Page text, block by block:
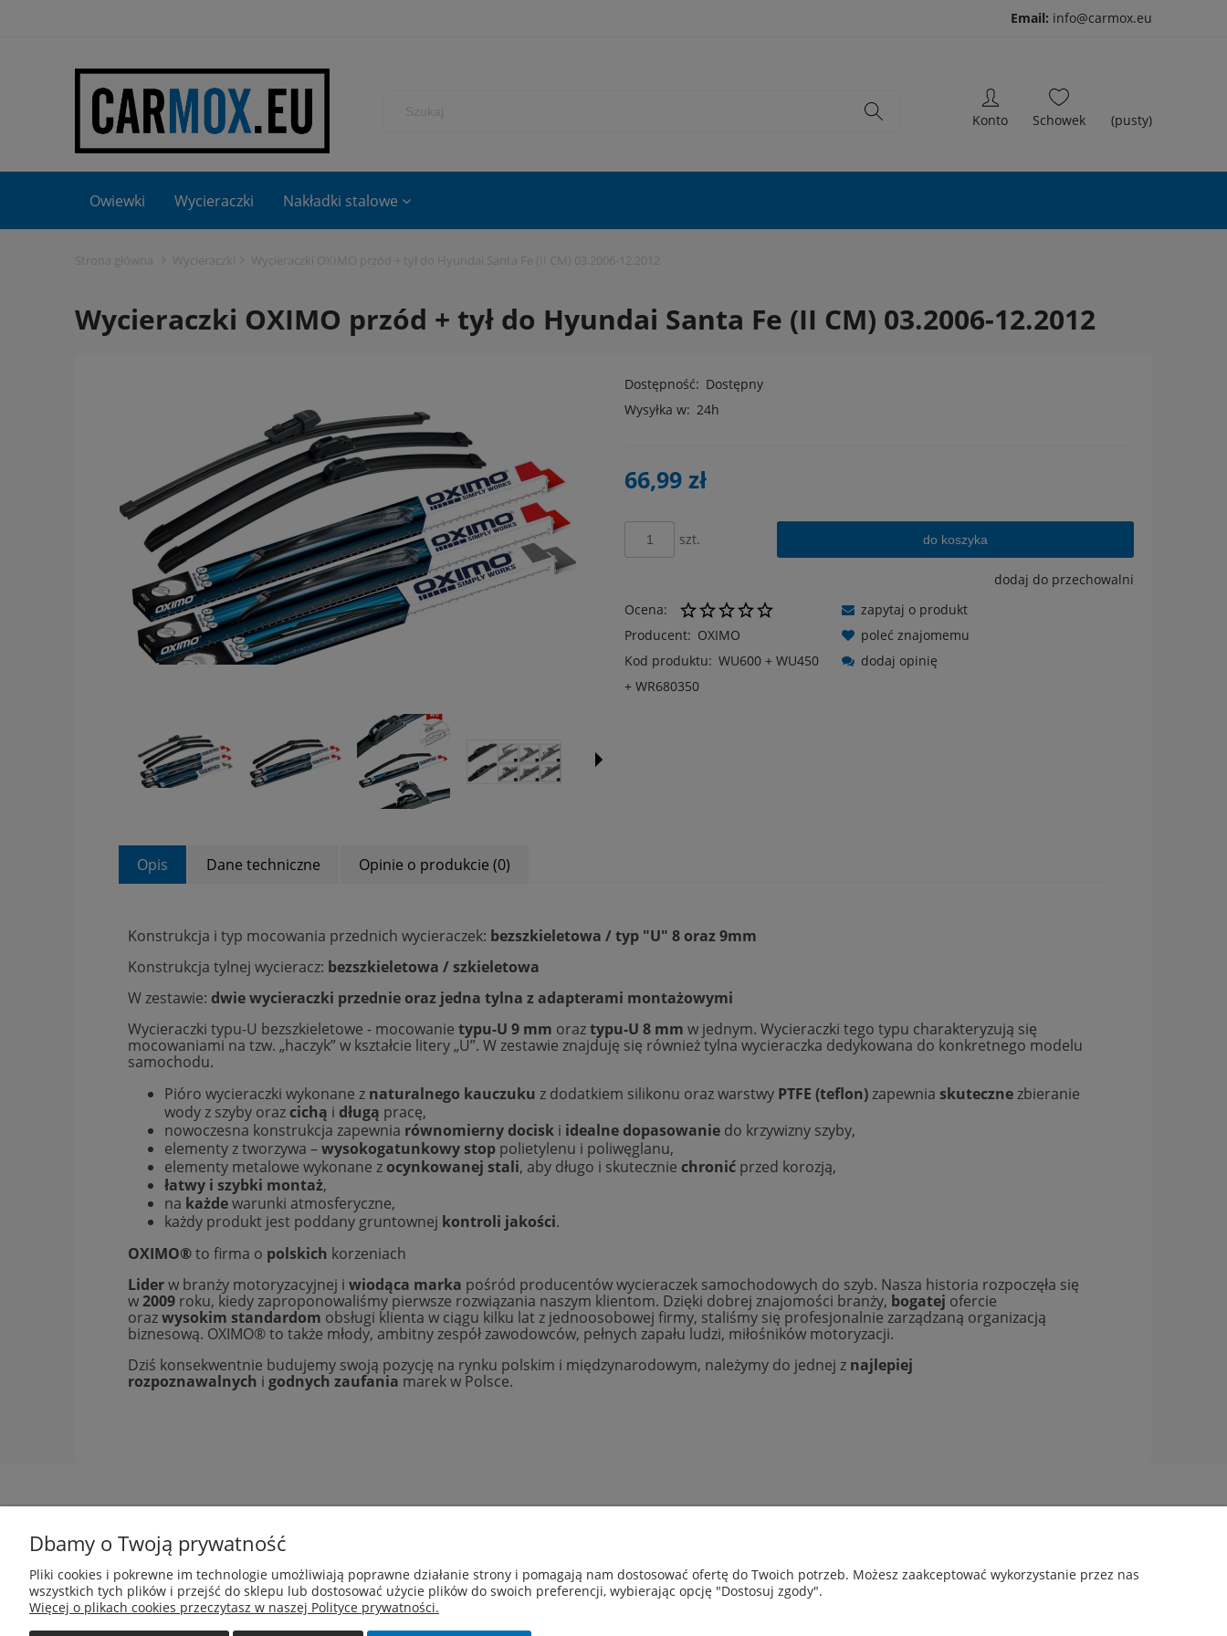
Email: info@carmox.eu
(pusty)
Owiewki Wycieraczki Nakładki stalowe
Strona główna Wycieraczki Wycieraczki OXIMO przód + tył do Hyundai Santa Fe (II CM) 03.2006-12.2012
Wycieraczki OXIMO przód + tył do Hyundai Santa Fe (II CM) 03.2006-12.2012
Dostępność: Dostępny
Wysyłka w: 24h
66,99 zł
szt. do koszyka
dodaj do przechowalni
Ocena:
Producent: OXIMO
Kod produktu: WU600 + WU450
+ WR680350
zapytaj o produkt
poleć znajomemu
dodaj opinię
Opis Dane techniczne Opinie o produkcie (0)
Konstrukcja i typ mocowania przednich wycieraczek: bezszkieletowa / typ "U" 8 oraz 9mm
Konstrukcja tylnej wycieracz: bezszkieletowa / szkieletowa
W zestawie: dwie wycieraczki przednie oraz jedna tylna z adapterami montażowymi
Wycieraczki typu-U bezszkieletowe - mocowanie typu-U 9 mm oraztypu-U 8 mm w jednym. Wycieraczki tego typu charakteryzują się
mocowaniami na tzw. „haczyk” w kształcie litery „U”. W zestawie znajduję się również tylna wycieraczka dedykowana do konkretnego modelu
samochodu.
Pióro wycieraczki wykonane z naturalnego kauczuku z dodatkiem silikonu oraz warstwy PTFE (teflon)zapewnia skutecznezbieranie
wody z szyby orazcichą i długą pracę,
nowoczesna konstrukcja zapewnia równomierny docisk i idealne dopasowanie do krzywizny szyby,
elementy z tworzywa –wysokogatunkowy stop polietylenu i poliwęglanu,
elementy metalowe wykonane zocynkowanej stali, aby długo i skutecznie chronić przed korozją,
łatwy i szybki montaż,
na każdewarunki atmosferyczne,
każdy produkt jest poddany gruntownej kontroli jakości.
OXIMO®to firma o polskich korzeniach
Liderw branży motoryzacyjnej i wiodąca marka pośród producentów wycieraczek samochodowych do szyb. Nasza historia rozpoczęła się
w2009 roku, kiedy zaproponowaliśmy pierwsze rozwiązania naszym klientom. Dzięki dobrej znajomości branży, bogatej ofercie
orazwysokim standardom obsługi klienta w ciągu kilku lat z jednoosobowej firmy, staliśmy się profesjonalnie zarządzaną organizacją
biznesową. OXIMO® to także młody, ambitny zespół zawodowców, pełnych zapału ludzi, miłośników motoryzacji.
Dziś konsekwentnie budujemy swoją pozycję na rynku polskim i międzynarodowym, należymy do jednej z najlepiej
rozpoznawalnych i godnych zaufania marek w Polsce.
81-002 Gdynia
Twoje zamówienia
Przechowalnia
Czas i koszty dostawy Kontakt i dane firmy
Dbamy o Twoją prywatność
Pliki cookies i pokrewne im technologie umożliwiają poprawne działanie strony i pomagają nam dostosować ofertę do Twoich potrzeb. Możesz zaakceptować wykorzystanie przez nas
wszystkich tych plików i przejść do sklepu lub dostosować użycie plików do swoich preferencji, wybierając opcję "Dostosuj zgody".
Więcej o plikach cookies przeczytasz w naszej Polityce prywatności.